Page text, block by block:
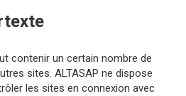
contenir un certain nombre de
sites. ALTASAP ne dispose
les sites en connexion avec